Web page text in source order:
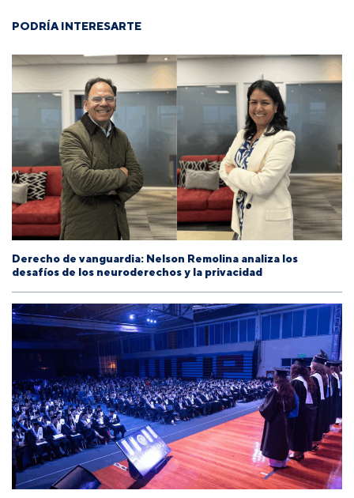
PODRÍA INTERESARTE
Derecho de vanguardia: Nelson Remolina analiza los
desafíos de los neuroderechos y la privacidad